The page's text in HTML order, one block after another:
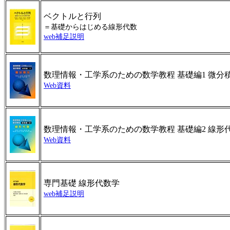
ベクトルと行列
＝基礎からはじめる線形代数
web補足説明
数理情報・工学系のための数学教程 基礎編1 微分
Web資料
数理情報・工学系のための数学教程 基礎編2 線形
Web資料
専門基礎 線形代数学
web補足説明